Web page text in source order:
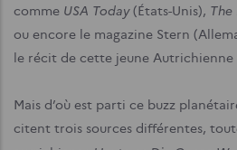
comme USA Today(États-Unis),
ou encore le magazine Stern
le récit de cette jeune Autrichienne
Mais d’où est parti ce buzz
citent trois sources différentes,